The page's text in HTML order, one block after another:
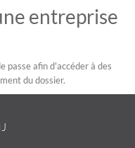
entreprise
afin d'accéder à des
du dossier.